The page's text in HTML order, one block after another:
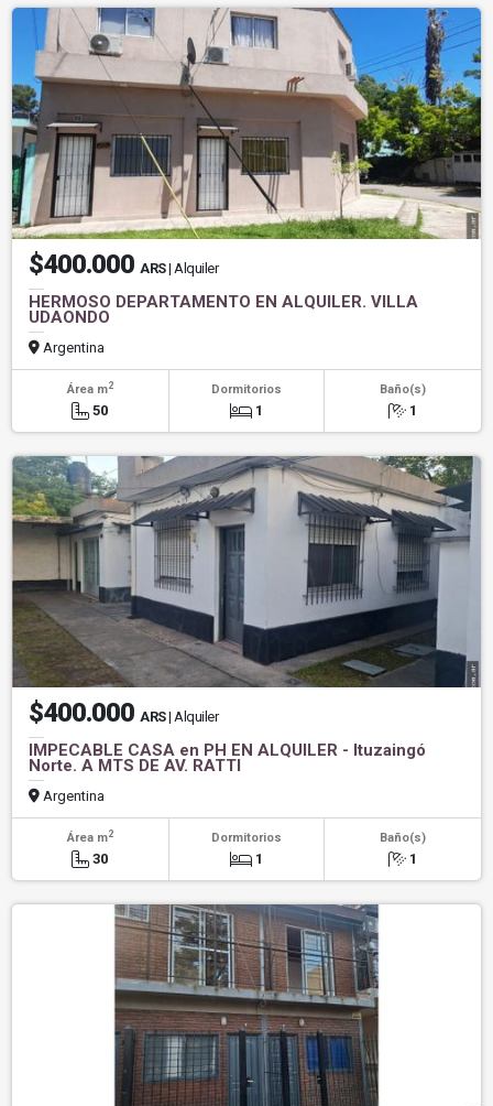
$400.000 ARS| Alquiler
HERMOSO DEPARTAMENTO EN ALQUILER. VILLA
UDAONDO
Argentina
Área m2
50
Dormitorios
1
Baño(s)
1
$400.000 ARS| Alquiler
IMPECABLE CASA en PH EN ALQUILER - Ituzaingó
Norte. A MTS DE AV. RATTI
Argentina
Área m2
30
Dormitorios
1
Baño(s)
1